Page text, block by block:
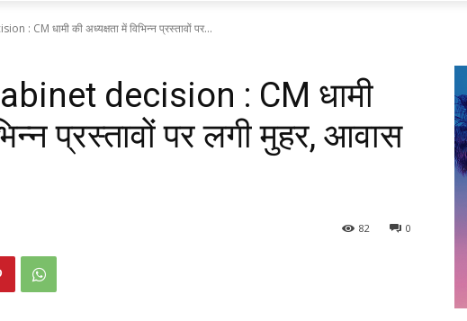
CM धामी की अध्यक्षता में विभिन्न प्रस्तावों पर...
decision : CM धामी
प्रस्तावों पर लगी मुहर, आवास
0
82